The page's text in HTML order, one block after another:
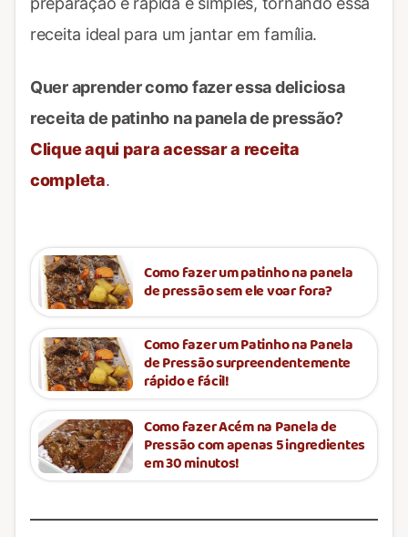
receita ideal para um jantar em família.
Quer aprender como fazer essa deliciosa
receita de patinho na panela de pressão?
Clique aqui para acessar a receita
completa.
Como fazer um patinho na panela
de pressão sem ele voar fora?
Como fazer um Patinho na Panela
de Pressão surpreendentemente
rápido e fácil!
Como fazer Acém na Panela de
Pressão com apenas 5 ingredientes
em 30 minutos!